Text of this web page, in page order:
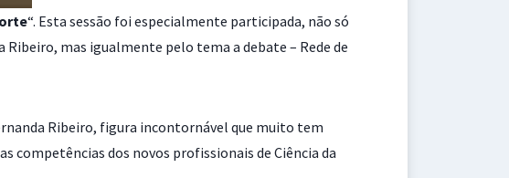
“. Esta sessão foi especialmente participada, não só
Ribeiro, mas igualmente pelo tema a debate – Rede de
Ribeiro, figura incontornável que muito tem
competências dos novos profissionais de Ciência da